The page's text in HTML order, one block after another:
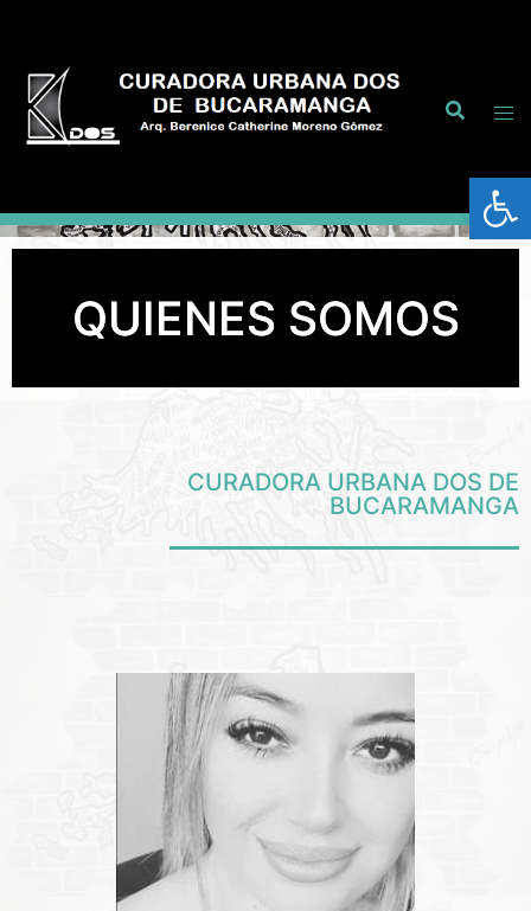
Abrir
QUIENES SOMOS
CURADORA URBANA DOS DE
BUCARAMANGA